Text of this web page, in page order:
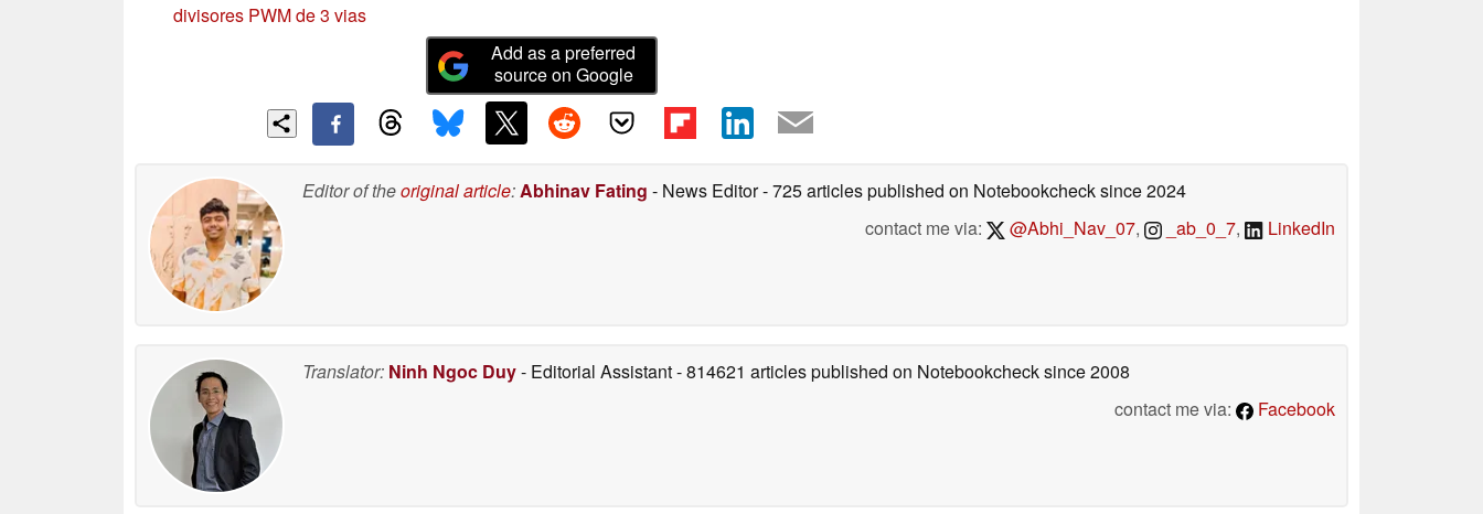
divisores PWM de 3 vias
Add as a preferred
source on Google
Editor of theoriginal article:Abhinav Fating - News Editor- 725 articles published on Notebookchecksince 2024
contact me via:
@Abhi_Nav_07, _ab_0_7, LinkedIn
Translator: Ninh Ngoc Duy- Editorial Assistant- 814621 articles published on Notebookchecksince 2008
contact me via:
Facebook